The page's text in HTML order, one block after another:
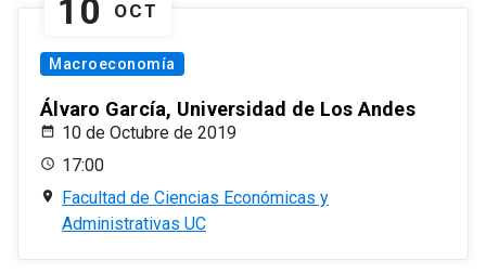
10 OCT
Macroeconomía
Álvaro García, Universidad de Los Andes
10 de Octubre de 2019
17:00
Facultad de Ciencias Económicas y
Administrativas UC